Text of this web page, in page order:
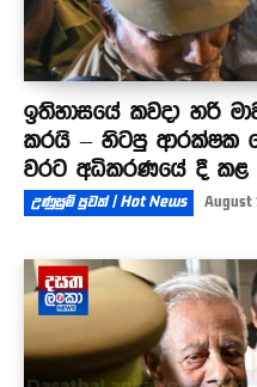
ඉතිහාසයේ කවදා හරි
කරයි – හිටපු ආරක්ෂක
වරට අධිකරණයේ දී කළ
උණුසුම් පුවත් | Hot News August